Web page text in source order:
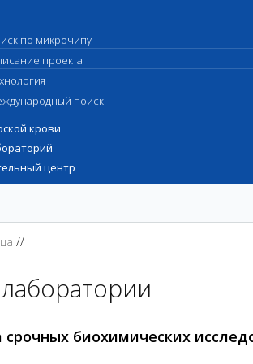
по микрочипу
проекта
поиск
крови
центр
срочных биохимических